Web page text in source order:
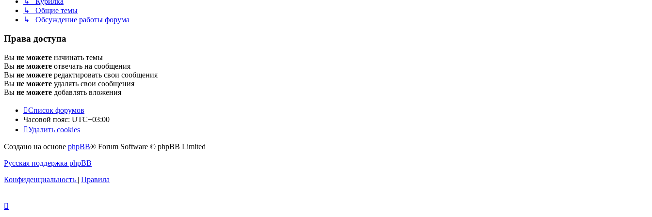
↳ Общие темы
↳ Обсуждение работы форума
Права доступа
Вы не можете начинать темы
Вы не можете отвечать на сообщения
Вы не можете редактировать свои сообщения
Вы не можете удалять свои сообщения
Вы не можете добавлять вложения
Список форумов
Часовой пояс: UTC+03:00
Удалить cookies
Создано на основе phpBB® Forum Software © phpBB Limited
Русская поддержка phpBB
Конфиденциальность | Правила